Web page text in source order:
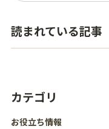
読まれている記事
カテゴリ
お役立ち情報